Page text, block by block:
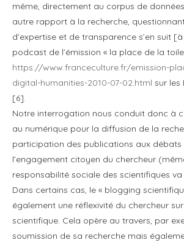
même, directement au corpus de
autre rapport à la recherche,
d’expertise et de transparence s’en suit
podcast de l’émission « la place de la
https://www.franceculture.fr/emission-
digital-humanities-2010-07-02.html sur les
[6].
Notre interrogation nous conduit donc à
au numérique pour la diffusion de la
participation des publications aux débats
l’engagement citoyen du chercheur
responsabilité sociale des scientifiques
Dans certains cas, le « blogging
également une réflexivité du chercheur
scientifique. Cela opère au travers, par
soumission de sa recherche mais